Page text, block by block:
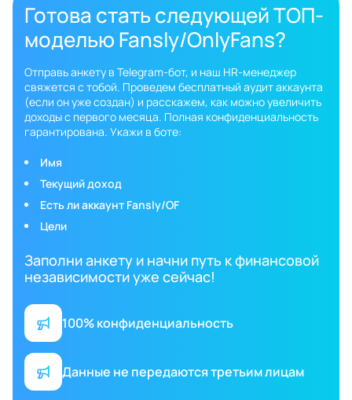
Готова стать следующей ТОП-
моделью Fansly/OnlyFans?
Отправь анкету в Telegram-бот, и наш HR-менеджер
свяжется с тобой. Проведем бесплатный аудит аккаунта
(если он уже создан) и расскажем, как можно увеличить
доходы с первого месяца. Полная конфиденциальность
гарантирована. Укажи в боте:
Имя
Текущий доход
Есть ли аккаунт Fansly/OF
Цели
Заполни анкету и начни путь к финансовой
независимости уже сейчас!
100% конфиденциальность
Данные не передаются третьим лицам